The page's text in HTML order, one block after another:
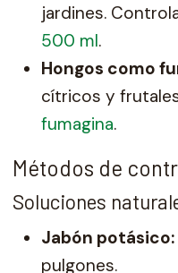
jardines.
500 ml.
Hongos como
cítricos y
fumagina.
Métodos de
Soluciones
Jabón potásico:
pulgones.